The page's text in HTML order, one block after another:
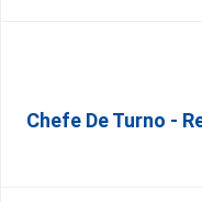
Chefe De Turno -